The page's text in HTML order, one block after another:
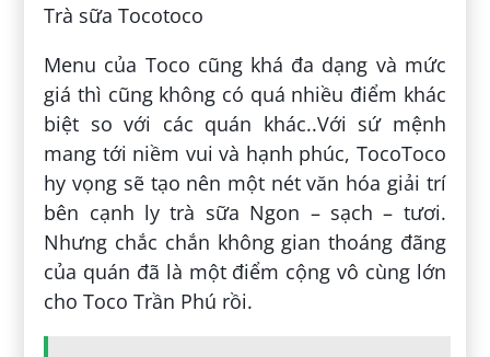
Trà sữa Tocotoco
Menu của Toco cũng khá đa dạng và mức
giá thì cũng không có quá nhiều điểm khác
biệt so với các quán khác..Với sứ mệnh
mang tới niềm vui và hạnh phúc, TocoToco
hy vọng sẽ tạo nên một nét văn hóa giải trí
bên cạnh ly trà sữa Ngon – sạch – tươi.
Nhưng chắc chắn không gian thoáng đãng
của quán đã là một điểm cộng vô cùng lớn
cho Toco Trần Phú rồi.